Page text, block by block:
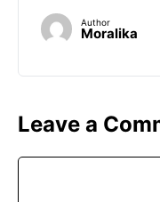
Author
Moralika
Leave a